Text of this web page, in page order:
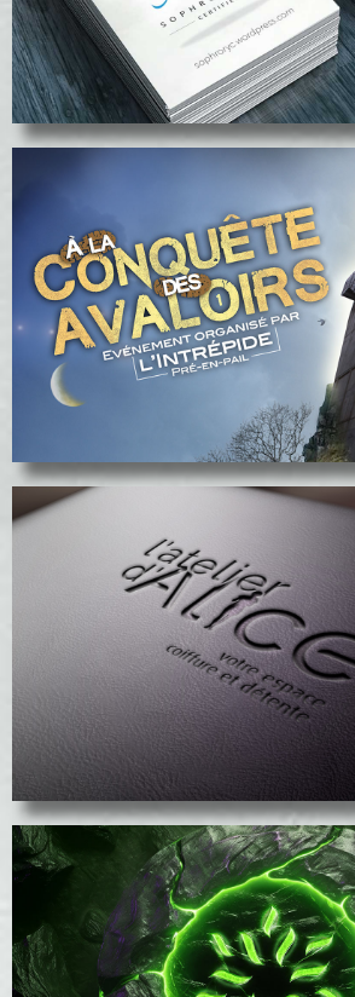
Affiche et Flyer Trail
voir le projet
L'Atelier d'Alice
voir le projet
voir le projet